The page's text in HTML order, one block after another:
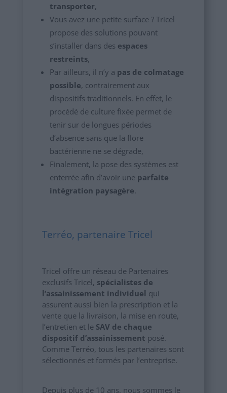
transporter,
Vous avez une petite surface ? Tricel
propose des solutions pouvant
s’installer dans des espaces
restreints,
Par ailleurs, il n’y a pas de colmatage
possible, contrairement aux
dispositifs traditionnels. En effet, le
procédé de culture fixée permet de
tenir sur de longues périodes
d’absence sans que la flore
bactérienne ne se dégrade,
Finalement, la pose des systèmes est
enterrée afin d’avoir une parfaite
intégration paysagère.
Terréo, partenaire Tricel
Tricel offre un réseau de Partenaires
exclusifs Tricel, spécialistes de
l’assainissement individuel qui
assurent aussi bien la prescription et la
vente que la livraison, la mise en route,
l’entretien et leSAV de chaque
dispositif d’assainissement posé.
Comme Terréo, tous les partenaires sont
sélectionnés et formés par l’entreprise.
Depuis plus de 10 ans, nous sommes le